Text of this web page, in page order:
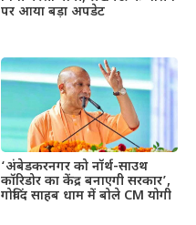
पर आया बड़ा अपडेट
‘अंबेडकरनगर को नॉर्थ-साउथ
कॉरिडोर का केंद्र बनाएगी सरकार’,
गोविंद साहब धाम में बोले CM योगी